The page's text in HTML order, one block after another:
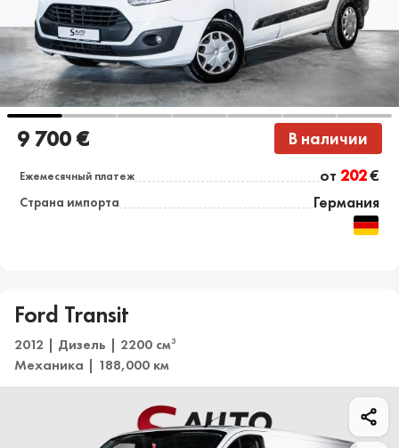
9 700 € В наличии
Ежемесячный платеж от 202€
Страна импорта Германия
Ford Transit
2012 | Дизель | 2200 см3
Механика | 188,000 км